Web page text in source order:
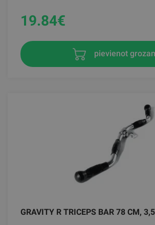
19.84€
pievienot
GRAVITY R TRICEPS BAR 78 CM,